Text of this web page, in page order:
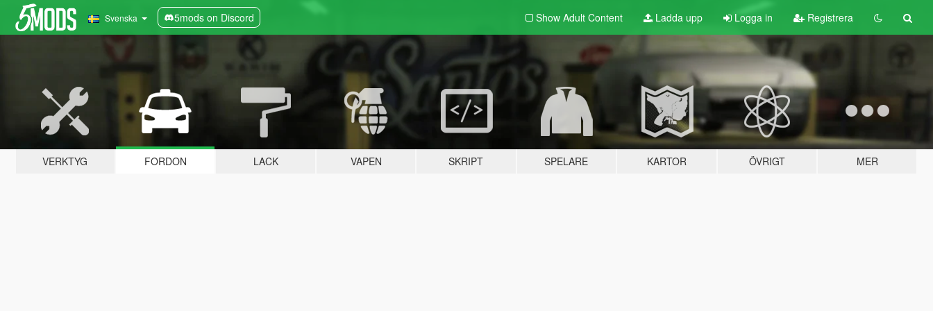
Svenska 5mods on Discord Show Adult Content Ladda upp Logga in Registrera
VERKTYG FORDON LACK VAPEN SKRIPT SPELARE KARTOR ÖVRIGT MER